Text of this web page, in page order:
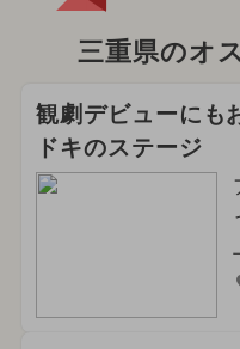
三重県のオ
観劇デビューにも
ドキのステージ